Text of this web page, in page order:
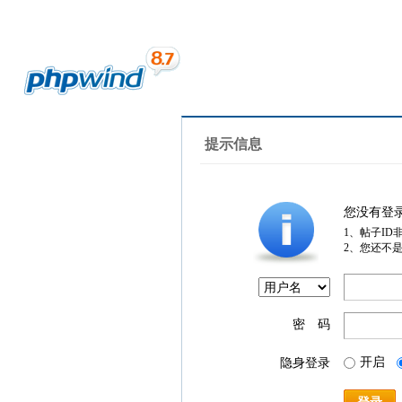
提示信息
您没有登
1、帖子ID
2、您还不
密 码
隐身登录 开启